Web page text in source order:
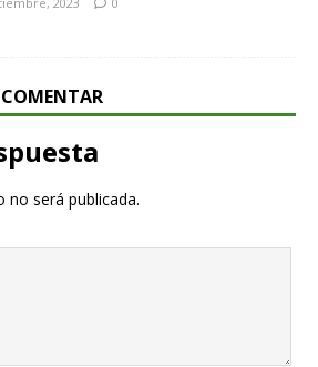
COMENTAR
no será publicada.